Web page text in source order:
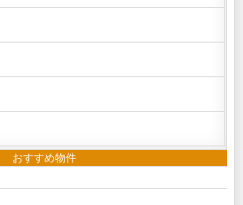
おすすめ物件